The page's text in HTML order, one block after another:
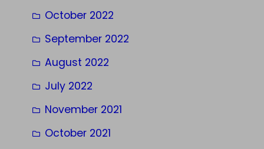
October 2022
September 2022
August 2022
July 2022
November 2021
October 2021